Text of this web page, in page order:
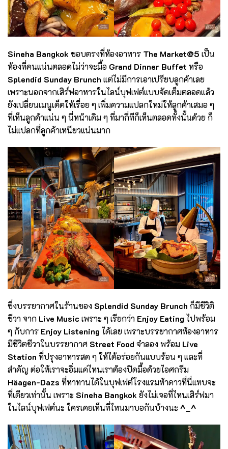
Sineha Bangkok ชอบตรงที่ห้องอาหาร The Market@5 เป็น
ห้องที่คนแน่นตลอดไม่ว่าจะมื้อ Grand Dinner Buffet หรือ
Splendid Sunday Brunch แต่ไม่มีการเอาเปรียบลูกค้าเลย
เพราะนอกจากเสิร์ฟอาหารในไลน์บุฟเฟต์แบบจัดเต็มตลอดแล้ว
ยังเปลี่ยนเมนูเด็ดให้เรื่อย ๆ เพิ่มความแปลกใหม่ให้ลูกค้าเสมอ ๆ
ที่เห็นลูกค้าแน่น ๆ นี่หน้าเดิม ๆ ที่มากี่ทีก็เห็นตลอดทั้งนั้นด้วย ก็
ไม่แปลกที่ลูกค้าเหนียวแน่นมาก
ซึ่งบรรยากาศในร้านของ Splendid Sunday Brunch ก็มีชีวิติ
ชีวา จาก Live Music เพราะ ๆ เรียกว่า Enjoy Eating ไปพร้อม
ๆ กับการ Enjoy Listening ได้เลย เพราะบรรยากาศห้องอาหาร
มีชีวิตชีวาในบรรยากาศ Street Food จำลอง พร้อม Live
Station ที่ปรุงอาหารสด ๆ ให้ได้อร่อยกันแบบร้อน ๆ และที่
สำคัญ ต่อให้เราจะอิ่มแค่ไหนเราต้องปิดมื้อด้วยไอศกรีม
Häagen-Dazs ที่หาทานได้ในบุฟเฟต์โรงแรมห้าดาวที่นี่แทบจะ
ที่เดียวเท่านั้น เพราะ Sineha Bangkok ยังไม่เจอที่ไหนเสิร์ฟมา
ในไลน์บุฟเฟต์นะ ใครเคยเห็นที่ไหนมาบอกันบ้างนะ ^_^